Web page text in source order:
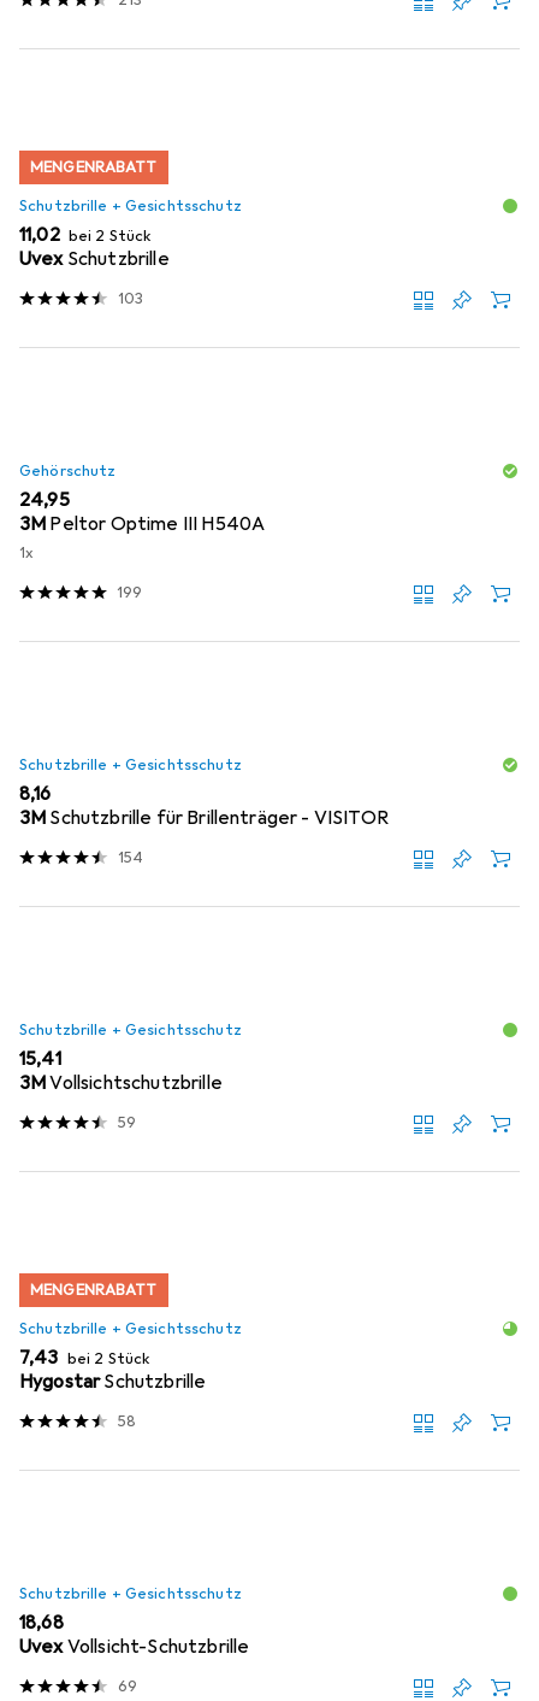
MENGENRABATT
Schutzbrille + Gesichtsschutz
EUR
11,02 bei 2 Stück
Uvex Schutzbrille
103
Gehörschutz
EUR
24,95
3M Peltor Optime III H540A
1x
199
Schutzbrille + Gesichtsschutz
EUR
8,16
3M Schutzbrille für Brillenträger - VISITOR
154
Schutzbrille + Gesichtsschutz
EUR
15,41
3MVollsichtschutzbrille
59
MENGENRABATT
Schutzbrille + Gesichtsschutz
EUR
7,43 bei 2 Stück
HygostarSchutzbrille
58
Schutzbrille + Gesichtsschutz
EUR
18,68
UvexVollsicht-Schutzbrille
69